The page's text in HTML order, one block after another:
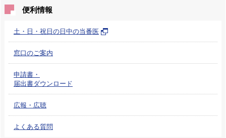
便利情報
土・日・祝日の日中の当番医
窓口のご案内
申請書・
届出書ダウンロード
広報・広聴
よくある質問